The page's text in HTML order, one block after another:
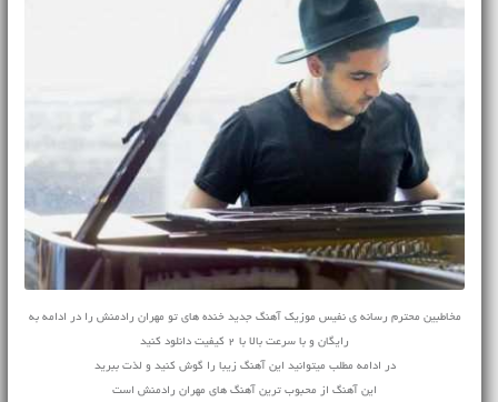
مخاطبین محترم رسانه ی نفیس موزیک آهنگ جدید خنده های تو مهران رادمنش را در ادامه به
رایگان و با سرعت بالا با 2 کیفیت دانلود کنید
در ادامه مطلب میتوانید این آهنگ زیبا را گوش کنید و لذت ببرید
این آهنگ از محبوب ترین آهنگ های مهران رادمنش است